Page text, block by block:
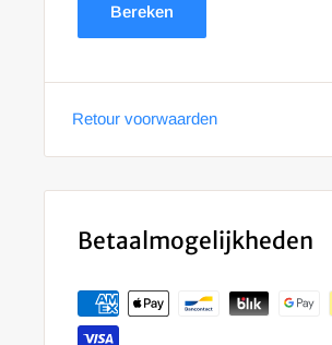
Bereken
Retour voorwaarden
Betaalmogelijkheden